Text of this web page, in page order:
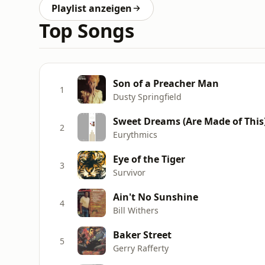
Playlist anzeigen
Top Songs
1 Son of a Preacher Man
Dusty Springfield
2 Sweet Dreams (Are Made of
Eurythmics
3 Eye of the Tiger
Survivor
4 Ain't No Sunshine
Bill Withers
5 Baker Street
Gerry Rafferty